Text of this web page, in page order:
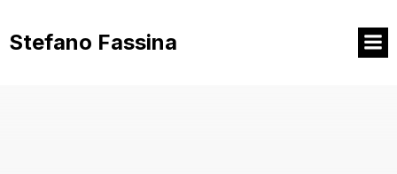
contenuto
Stefano Fassina